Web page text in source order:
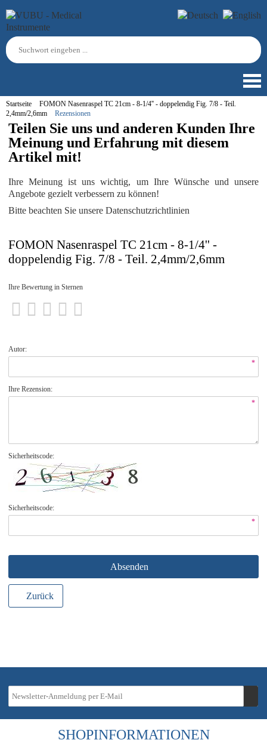
Startseite
FOMON Nasenraspel TC 21cm - 8-1/4'' - doppelendig Fig. 7/8 - Teil.
2,4mm/2,6mm
Rezensionen
Teilen Sie uns und anderen Kunden Ihre
Meinung und Erfahrung mit diesem
Artikel mit!
Ihre Meinung ist uns wichtig, um Ihre Wünsche und unsere
Angebote gezielt verbessern zu können!
Bitte beachten Sie unsere Datenschutzrichtlinien
FOMON Nasenraspel TC 21cm - 8-1/4'' -
doppelendig Fig. 7/8 - Teil. 2,4mm/2,6mm
Ihre Bewertung in Sternen
Autor:
*
Ihre Rezension:
*
Sicherheitscode:
Sicherheitscode:
*
Absenden
Zurück
SHOPINFORMATIONEN